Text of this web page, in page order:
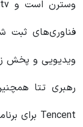
فناوری‌های ثبت
ویدیویی و پخش
Tencent برای برنامه Wechat بود.